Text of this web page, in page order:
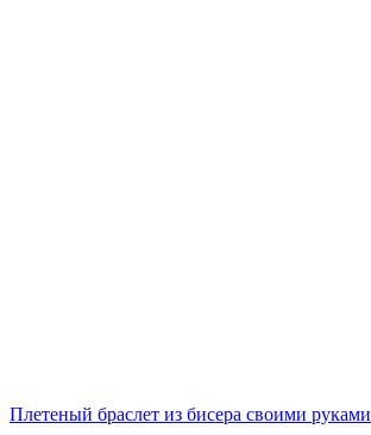
Плетеный браслет из бисера своими руками